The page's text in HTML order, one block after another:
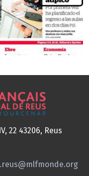
22 43206, Reus